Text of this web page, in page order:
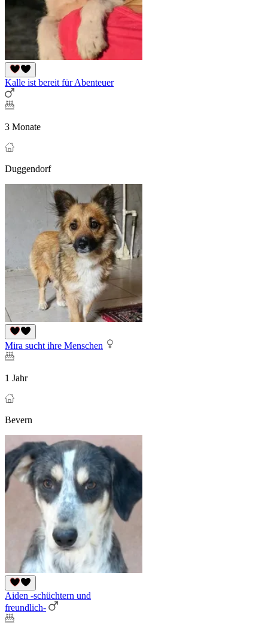
Kalle ist bereit für Abenteuer
3 Monate
Duggendorf
Mira sucht ihre Menschen
1 Jahr
Bevern
Aiden -schüchtern und
freundlich-